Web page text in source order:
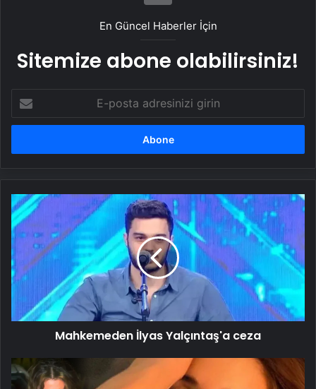
En Güncel Haberler İçin
Sitemize abone olabilirsiniz!
posta
adresinizi
Mahkemeden
İlyas
Yalçıntaş'a
ceza
Mahkemeden İlyas Yalçıntaş'a ceza
Bir
dönemin